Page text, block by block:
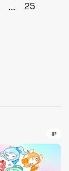
... 25
IP